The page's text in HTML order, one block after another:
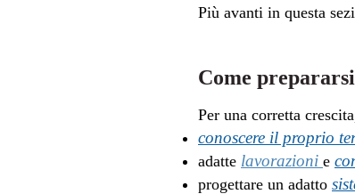
Più avanti in questa
Come
Per una corretta
conoscere il proprio
adatte lavorazioni e
progettare un adatto